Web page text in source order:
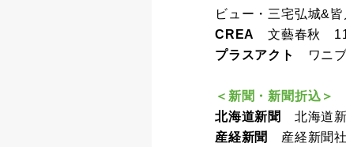
ビュー・三宅弘城&
CREA
文藝春秋 11
プラスアクト
ワニ
＜新聞・新聞折込＞
北海道新聞
北海道
産経新聞
産経新聞